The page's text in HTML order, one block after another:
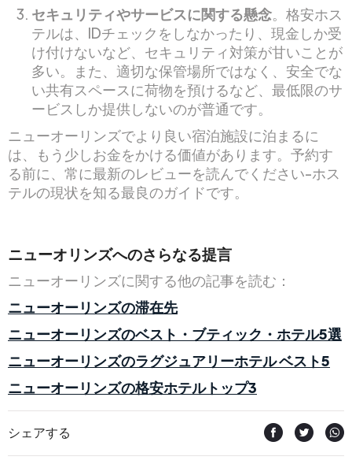
セキュリティやサービスに関する懸念。格安ホス
テルは、IDチェックをしなかったり、現金しか受
け付けないなど、セキュリティ対策が甘いことが
多い。また、適切な保管場所ではなく、安全でな
い共有スペースに荷物を預けるなど、最低限のサ
ービスしか提供しないのが普通です。
ニューオーリンズでより良い宿泊施設に泊まるに
は、もう少しお金をかける価値があります。予約す
る前に、常に最新のレビューを読んでください-ホス
テルの現状を知る最良のガイドです。
ニューオリンズへのさらなる提言
ニューオーリンズに関する他の記事を読む：
ニューオーリンズの滞在先
ニューオーリンズのベスト・ブティック・ホテル5選
ニューオーリンズのラグジュアリーホテル ベスト5
ニューオーリンズの格安ホテルトップ3
シェアする